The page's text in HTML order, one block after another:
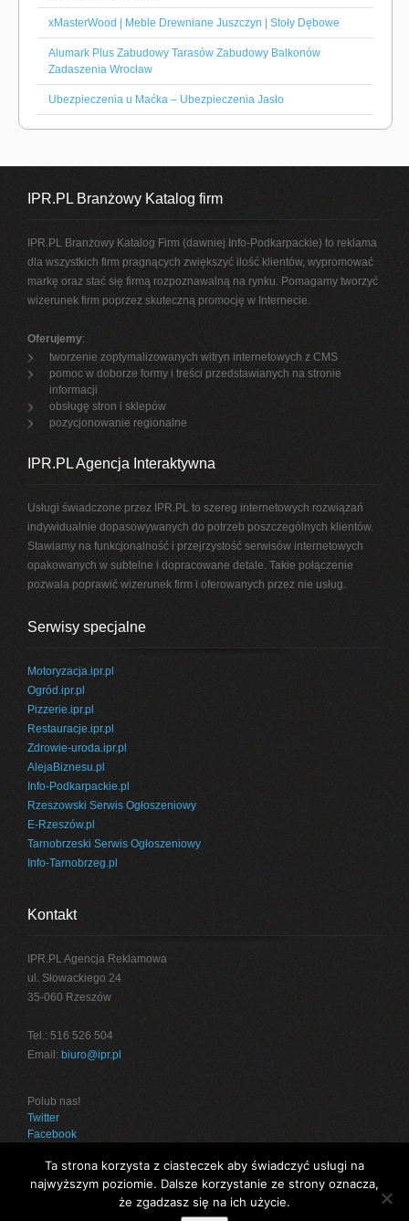
xMasterWood | Meble Drewniane Juszczyn | Stoły Dębowe
Alumark Plus Zabudowy Tarasów Zabudowy Balkonów
Zadaszenia Wrocław
Ubezpieczenia u Maćka – Ubezpieczenia Jasło
IPR.PL Branżowy Katalog firm
IPR.PL Branżowy Katalog Firm (dawniej Info-Podkarpackie) to reklama
dla wszystkich firm pragnących zwiększyć ilość klientów, wypromować
markę oraz stać się firmą rozpoznawalną na rynku. Pomagamy tworzyć
wizerunek firm poprzez skuteczną promocję w Internecie.
Oferujemy:
tworzenie zoptymalizowanych witryn internetowych z CMS
pomoc w doborze formy i treści przedstawianych na stronie
informacji
obsługę stron i sklepów
pozycjonowanie regionalne
IPR.PL Agencja Interaktywna
Usługi świadczone przez IPR.PL to szereg internetowych rozwiązań
indywidualnie dopasowywanych do potrzeb poszczególnych klientów.
Stawiamy na funkcjonalność i przejrzystość serwisów internetowych
opakowanych w subtelne i dopracowane detale. Takie połączenie
pozwala poprawić wizerunek firm i oferowanych przez nie usług.
Serwisy specjalne
Motoryzacja.ipr.pl
Ogród.ipr.pl
Pizzerie.ipr.pl
Restauracje.ipr.pl
Zdrowie-uroda.ipr.pl
AlejaBiznesu.pl
Info-Podkarpackie.pl
Rzeszowski Serwis Ogłoszeniowy
E-Rzeszów.pl
Tarnobrzeski Serwis Ogłoszeniowy
Info-Tarnobrzeg.pl
Kontakt
IPR.PL Agencja Reklamowa
ul. Słowackiego 24
35-060 Rzeszów
Tel.: 516 526 504
Email: biuro@ipr.pl
Polub nas!
Twitter
Facebook
Projekt:IPR.PL
Ta strona korzysta z ciasteczek aby świadczyć usługi na
najwyższym poziomie. Dalsze korzystanie ze strony oznacza,
że zgadzasz się na ich użycie.